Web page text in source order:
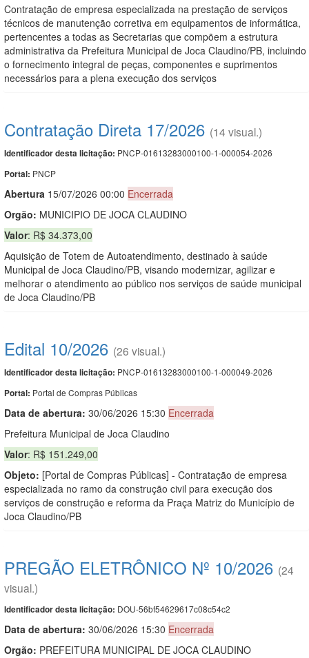
Contratação de empresa especializada na prestação de serviços
técnicos de manutenção corretiva em equipamentos de informática,
pertencentes a todas as Secretarias que compõem a estrutura
administrativa da Prefeitura Municipal de Joca Claudino/PB, incluindo
o fornecimento integral de peças, componentes e suprimentos
necessários para a plena execução dos serviços
Contratação Direta 17/2026 (14 visual.)
Identificador desta licitação: PNCP-01613283000100-1-000054-2026
Portal: PNCP
Abertura 15/07/2026 00:00 Encerrada
Orgão: MUNICIPIO DE JOCA CLAUDINO
Valor: R$ 34.373,00
Aquisição de Totem de Autoatendimento, destinado à saúde
Municipal de Joca Claudino/PB, visando modernizar, agilizar e
melhorar o atendimento ao público nos serviços de saúde municipal
de Joca Claudino/PB
Edital 10/2026 (26 visual.)
Identificador desta licitação: PNCP-01613283000100-1-000049-2026
Portal: Portal de Compras Públicas
Data de abertura: 30/06/2026 15:30 Encerrada
Prefeitura Municipal de Joca Claudino
Valor: R$ 151.249,00
Objeto: [Portal de Compras Públicas] - Contratação de empresa
especializada no ramo da construção civil para execução dos
serviços de construção e reforma da Praça Matriz do Município de
Joca Claudino/PB
PREGÃO ELETRÔNICO Nº 10/2026 (24
visual.)
Identificador desta licitação: DOU-56bf54629617c08c54c2
Data de abertura: 30/06/2026 15:30 Encerrada
Orgão: PREFEITURA MUNICIPAL DE JOCA CLAUDINO